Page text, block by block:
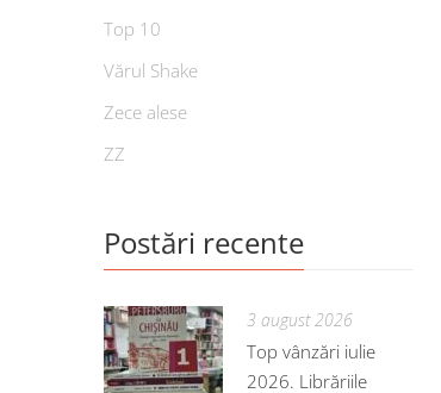
Top 10
Vărul Shake
Zece alese
ZZ
Postări recente
3 august 2026
Top vânzări iulie
2026. Librăriile